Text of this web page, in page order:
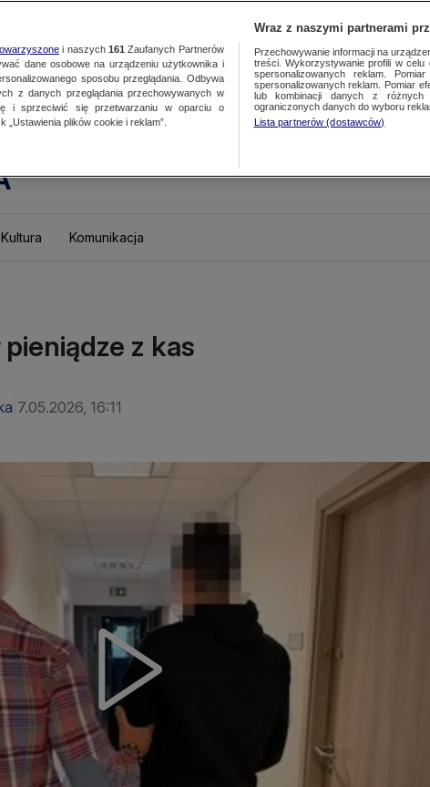
Kultura Komunikacja
pieniądze z kas
7.05.2026, 16:11
i naszych 161 Zaufanych Partnerów
dane osobowe na urządzeniu użytkownika i
sposobu przeglądania. Odbywa
z danych przeglądania przechowywanych w
i sprzeciwić się przetwarzaniu w oparciu o
plików cookie i reklam”.
Wraz z naszymi partnerami
Przechowywanie informacji na
treści. Wykorzystywanie profili w celu
spersonalizowanych reklam.
spersonalizowanych reklam. Pomiar
lub kombinacji danych z różnych
ograniczonych danych do wyboru
Lista partnerów (dostawców)